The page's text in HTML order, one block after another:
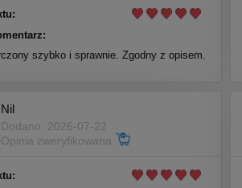
szybko i sprawnie. Zgodny z opisem.
Nil
Dodano: 2026-07-22
Opinia zweryfikowana